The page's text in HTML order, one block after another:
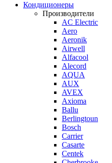
Кондиционеры
Производители
AC Electric
Aero
Aeronik
Airwell
Alfacool
Alecord
AQUA
AUX
AVEX
Axioma
Ballu
Berlingtoun
Bosch
Carrier
Casarte
Centek